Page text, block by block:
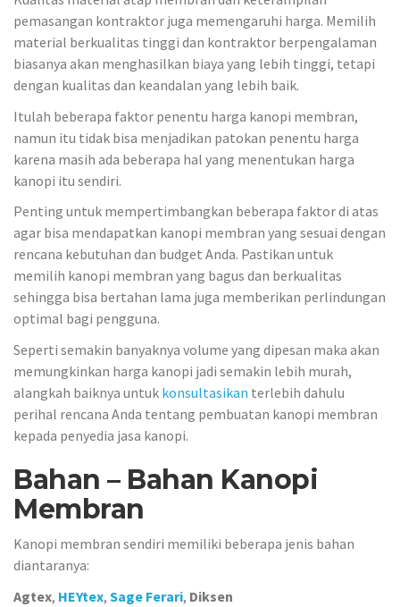
pemasangan kontraktor juga memengaruhi harga. Memilih
material berkualitas tinggi dan kontraktor berpengalaman
biasanya akan menghasilkan biaya yang lebih tinggi, tetapi
dengan kualitas dan keandalan yang lebih baik.
Itulah beberapa faktor penentu harga kanopi membran,
namun itu tidak bisa menjadikan patokan penentu harga
karena masih ada beberapa hal yang menentukan harga
kanopi itu sendiri.
Penting untuk mempertimbangkan beberapa faktor di atas
agar bisa mendapatkan kanopi membran yang sesuai dengan
rencana kebutuhan dan budget Anda. Pastikan untuk
memilih kanopi membran yang bagus dan berkualitas
sehingga bisa bertahan lama juga memberikan perlindungan
optimal bagi pengguna.
Seperti semakin banyaknya volume yang dipesan maka akan
memungkinkan harga kanopi jadi semakin lebih murah,
alangkah baiknya untuk konsultasikan terlebih dahulu
perihal rencana Anda tentang pembuatan kanopi membran
kepada penyedia jasa kanopi.
Bahan – Bahan Kanopi
Membran
Kanopi membran sendiri memiliki beberapa jenis bahan
diantaranya:
Agtex, HEYtex, Sage Ferari, Diksen